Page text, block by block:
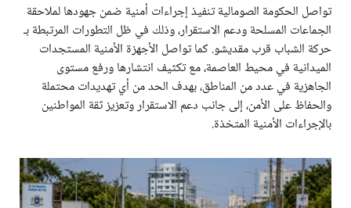
تواصل الحكومة الصومالية تنفيذ إجراءات أمنية ضمن جهودها لملاحقة
الجماعات المسلحة ودعم الاستقرار، وذلك في ظل التطورات المرتبطة بـ
حركة الشباب قرب مقديشو. كما تواصل الأجهزة الأمنية المستجدات
الميدانية في محيط العاصمة، مع تكثيف انتشارها ورفع مستوى
الجاهزية في عدد من المناطق، بهدف الحد من أي تهديدات محتملة
والحفاظ على الأمن، إلى جانب دعم الاستقرار وتعزيز ثقة المواطنين
بالإجراءات الأمنية المتخذة.